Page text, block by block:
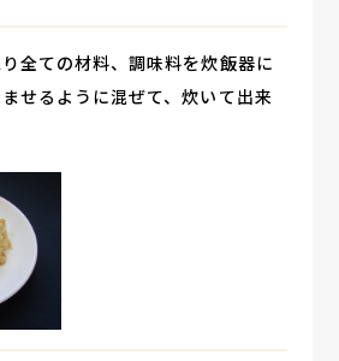
全ての材料、調味料を炊飯器に
せるように混ぜて、炊いて出来